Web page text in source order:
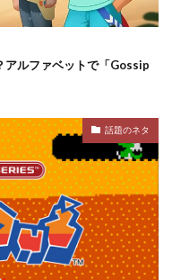
アルファベットで「Gossip
話題のネタ